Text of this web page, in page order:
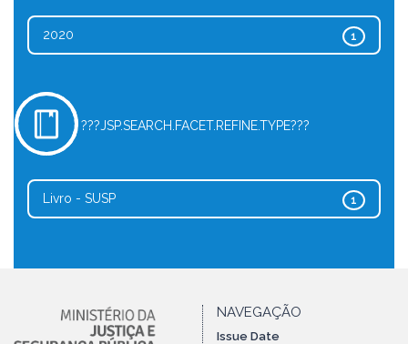
1
2020
???JSP.SEARCH.FACET.REFINE.TYPE???
1
Livro - SUSP
NAVEGAÇÃO
Issue Date